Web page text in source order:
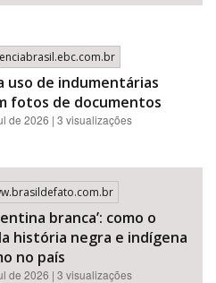
uso de indumentárias
fotos de documentos
de 2026 | 3 visualizações
branca’: como o
história negra e indígena
no país
de 2026 | 3 visualizações